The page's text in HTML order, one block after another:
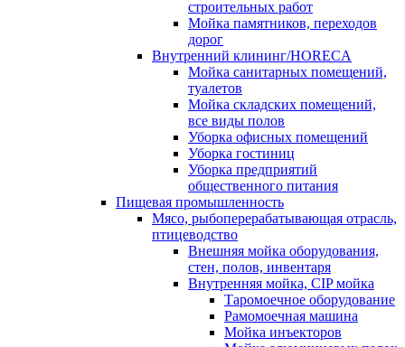
строительных работ
Мойка памятников, переходов
дорог
Внутренний клининг/HORECA
Мойка санитарных помещений,
туалетов
Мойка складских помещений,
все виды полов
Уборка офисных помещений
Уборка гостиниц
Уборка предприятий
общественного питания
Пищевая промышленность
Мясо, рыбоперерабатывающая отрасль,
птицеводство
Внешняя мойка оборудования,
стен, полов, инвентаря
Внутренняя мойка, CIP мойка
Таромоечное оборудование
Рамомоечная машина
Мойка инъекторов